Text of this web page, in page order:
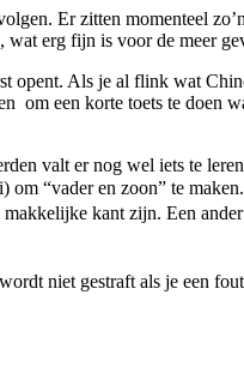
Er zitten momenteel
erg fijn is voor de meer
opent. Als je al flink wat
om een korte toets te doen
valt er nog wel iets te
“vader en zoon” te
kant zijn. Een
niet gestraft als je een